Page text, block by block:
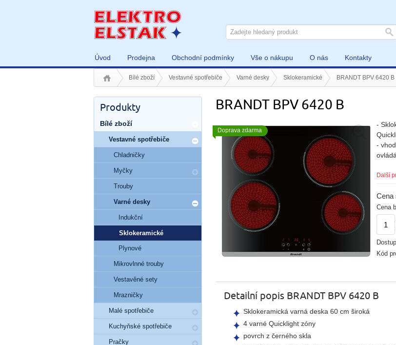
Úvod Prodejna Obchodní podmínky Vše o nákupu O nás Kontakty
Bílé zboží Vestavné spotřebiče Varné desky Sklokeramické BRANDT BPV 6420 B
BRANDT BPV 6420 B
Doprava zdarma
-
-
Další
Cena
Cena
Kód
Detailní popis BRANDT BPV 6420 B
Sklokeramická varná deska 60 cm široká
4 varné Quicklight zóny
povrch z černého skla
Produkty
Bílé zboží
Vestavné spotřebiče
Chladničky
Myčky
Trouby
Varné desky
Indukční
Sklokeramické
Plynové
Mikrovlnné trouby
Vestavěné sety
Mrazničky
Malé spotřebiče
Kuchyňské spotřebiče
Pračky